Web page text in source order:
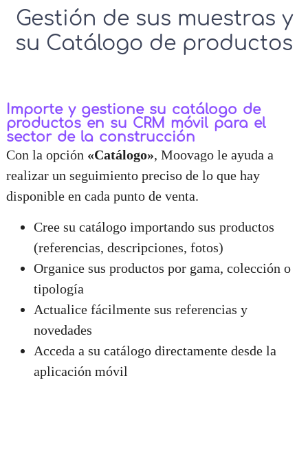
Gestión de sus muestras y
su Catálogo de productos
Importe y gestione su catálogo de
productos en su CRM móvil para el
sector de la construcción
Con la opción «Catálogo», Moovago le ayuda a
realizar un seguimiento preciso de lo que hay
disponible en cada punto de venta.
Cree su catálogo importando sus productos
(referencias, descripciones, fotos)
Organice sus productos por gama, colección o
tipología
Actualice fácilmente sus referencias y
novedades
Acceda a su catálogo directamente desde la
aplicación móvil